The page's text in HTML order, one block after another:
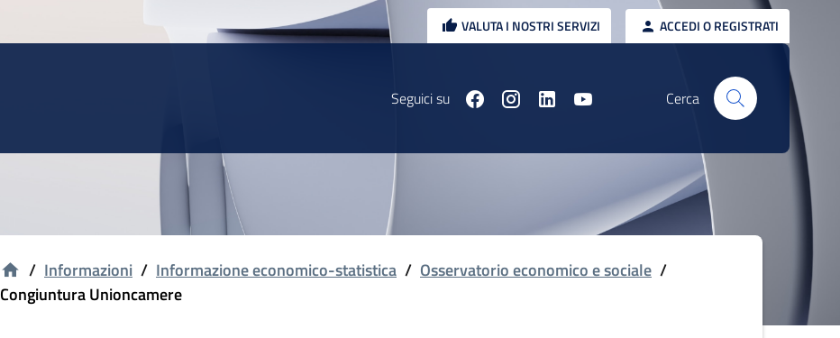
VALUTA I NOSTRI SERVIZI ACCEDI O REGISTRATI
Seguici su Cerca
/ Informazioni / Informazione economico-statistica / Osservatorio economico e sociale /
Congiuntura Unioncamere